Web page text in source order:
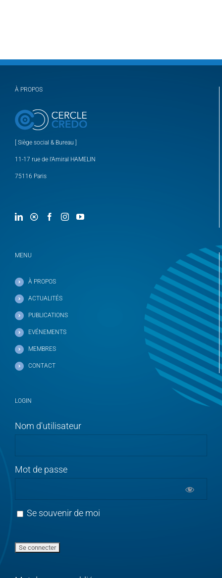
À PROPOS
[ Siège social & Bureau ]
11-17 rue de l’Amiral HAMELIN
75116 Paris
MENU
À PROPOS
ACTUALITÉS
PUBLICATIONS
EVÉNEMENTS
MEMBRES
CONTACT
LOGIN
Nom d'utilisateur
Mot de passe
Se souvenir de moi